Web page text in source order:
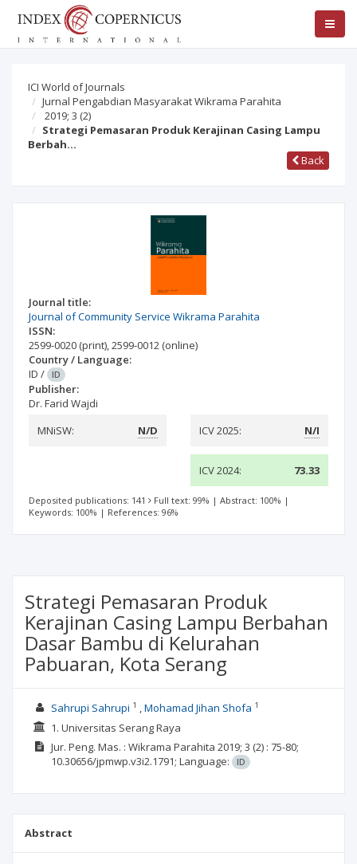
ICI World of Journals
Jurnal Pengabdian Masyarakat Wikrama Parahita
2019; 3 (2)
Strategi Pemasaran Produk Kerajinan Casing Lampu
Berbah…
Back
Journal title:
Journal of Community Service Wikrama Parahita
ISSN:
2599-0020 (print),2599-0012 (online)
Country / Language:
ID / ID
Publisher:
Dr. Farid Wajdi
MNiSW:
N/D ICV 2025: N/I
ICV 2024: 73.33
Deposited publications: 141 Full text: 99% | Abstract: 100% |
Keywords: 100% | References: 96%
Strategi Pemasaran Produk
Kerajinan Casing Lampu Berbahan
Dasar Bambu di Kelurahan
Pabuaran, Kota Serang
Sahrupi Sahrupi 1 Mohamad Jihan Shofa 1
1. Universitas Serang Raya
Jur. Peng. Mas. : Wikrama Parahita 2019; 3 (2) : 75-80;
10.30656/jpmwp.v3i2.1791; Language: ID
Abstract